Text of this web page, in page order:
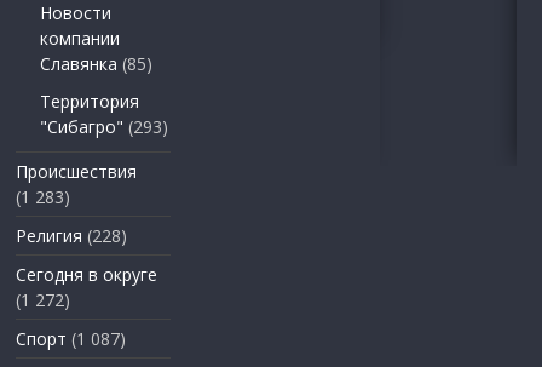
Новости
компании
Славянка (85)
Территория
"Сибагро" (293)
Происшествия
(1 283)
Религия (228)
Сегодня в округе
(1 272)
Спорт (1 087)